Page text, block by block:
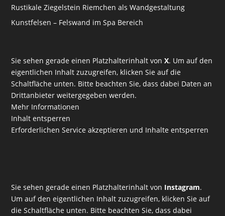
Rustikale Ziegelstein Riemchen als Wandgestaltung
Kunstfelsen – Felswand im Spa Bereich
Sie sehen gerade einen Platzhalterinhalt vonX. Um auf den
eigentlichen Inhalt zuzugreifen, klicken Sie auf die
Schaltfläche unten. Bitte beachten Sie, dass dabei Daten an
Drittanbieter weitergegeben werden.
Mehr Informationen
Inhalt entsperren
Erforderlichen Service akzeptieren und Inhalte entsperren
Sie sehen gerade einen Platzhalterinhalt von Instagram.
Um auf den eigentlichen Inhalt zuzugreifen, klicken Sie auf
die Schaltfläche unten. Bitte beachten Sie, dass dabei